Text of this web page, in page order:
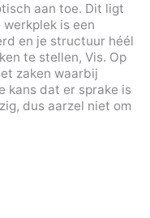
aan toe. Dit ligt
is een
en je structuur héél
te stellen, Vis. Op
zaken waarbij
kans dat er sprake is
dus aarzel niet om